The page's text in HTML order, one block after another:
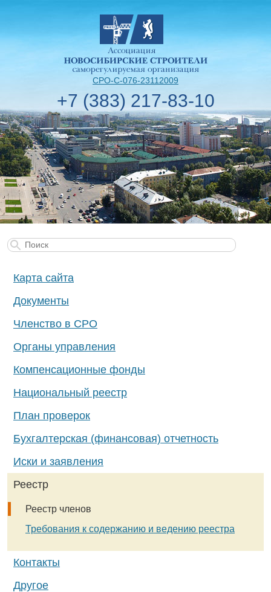
СРО-С-076-23112009
+7 (383) 217-83-10
Карта сайта
Документы
Членство в СРО
Органы управления
Компенсационные фонды
Национальный реестр
План проверок
Бухгалтерская (финансовая) отчетность
Иски и заявления
Реестр
Реестр членов
Требования к содержанию и ведению реестра
Контакты
Другое